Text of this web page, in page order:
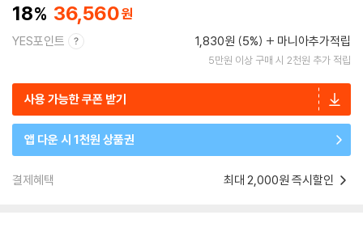
18 36,560
YES포인트 1,830원 (5%) 마니아추가적립
5만원 이상 구매 시 2천원 추가 적립
사용 가능한 쿠폰 받기
앱 다운 시 1천원 상품권
결제혜택 최대 2,000원 즉시할인